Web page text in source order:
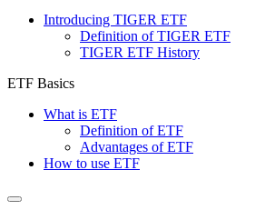
Introducing TIGER ETF
Definition of TIGER ETF
TIGER ETF History
ETF Basics
What is ETF
Definition of ETF
Advantages of ETF
How to use ETF